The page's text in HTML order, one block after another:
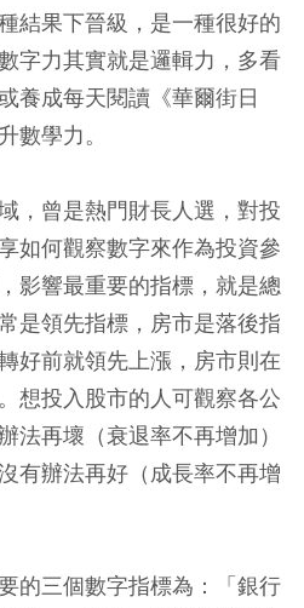
結果下晉級，是一種很好的
字力其實就是邏輯力，多看
養成每天閱讀《華爾街日
數學力。
，曾是熱門財長人選，對投
如何觀察數字來作為投資參
影響最重要的指標，就是總
是領先指標，房市是落後指
好前就領先上漲，房市則在
想投入股市的人可觀察各公
法再壞（衰退率不再增加）
有辦法再好（成長率不再增
的三個數字指標為：「銀行